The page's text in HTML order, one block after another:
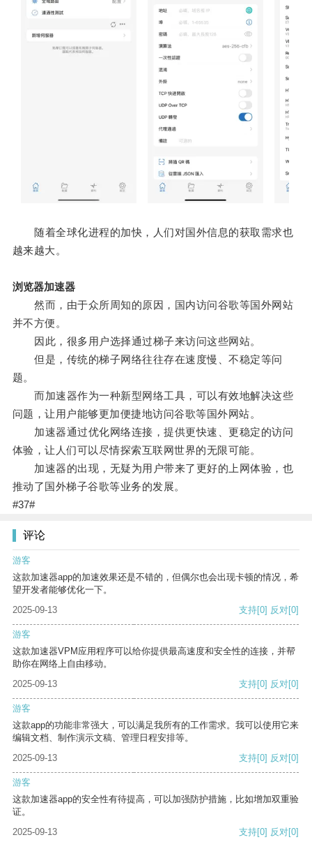
随着全球化进程的加快，人们对国外信息的获取需求也
越来越大。
浏览器加速器
然而，由于众所周知的原因，国内访问谷歌等国外网站
并不方便。
因此，很多用户选择通过梯子来访问这些网站。
但是，传统的梯子网络往往存在速度慢、不稳定等问
题。
而加速器作为一种新型网络工具，可以有效地解决这些
问题，让用户能够更加便捷地访问谷歌等国外网站。
加速器通过优化网络连接，提供更快速、更稳定的访问
体验，让人们可以尽情探索互联网世界的无限可能。
加速器的出现，无疑为用户带来了更好的上网体验，也
推动了国外梯子谷歌等业务的发展。
#37#
评论
游客
这款加速器app的加速效果还是不错的，但偶尔也会出现卡顿的情况，希
望开发者能够优化一下。
2025-09-13
支持[0] 反对[0]
游客
这款加速器VPM应用程序可以给你提供最高速度和安全性的连接，并帮
助你在网络上自由移动。
2025-09-13
支持[0] 反对[0]
游客
这款app的功能非常强大，可以满足我所有的工作需求。我可以使用它来
编辑文档、制作演示文稿、管理日程安排等。
2025-09-13
支持[0] 反对[0]
游客
这款加速器app的安全性有待提高，可以加强防护措施，比如增加双重验
证。
2025-09-13
支持[0] 反对[0]